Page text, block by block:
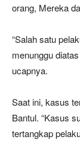
orang, Mereka
“Salah satu
menunggu
ucapnya.
Saat ini, kasus
Bantul. “Kasus
tertangkap